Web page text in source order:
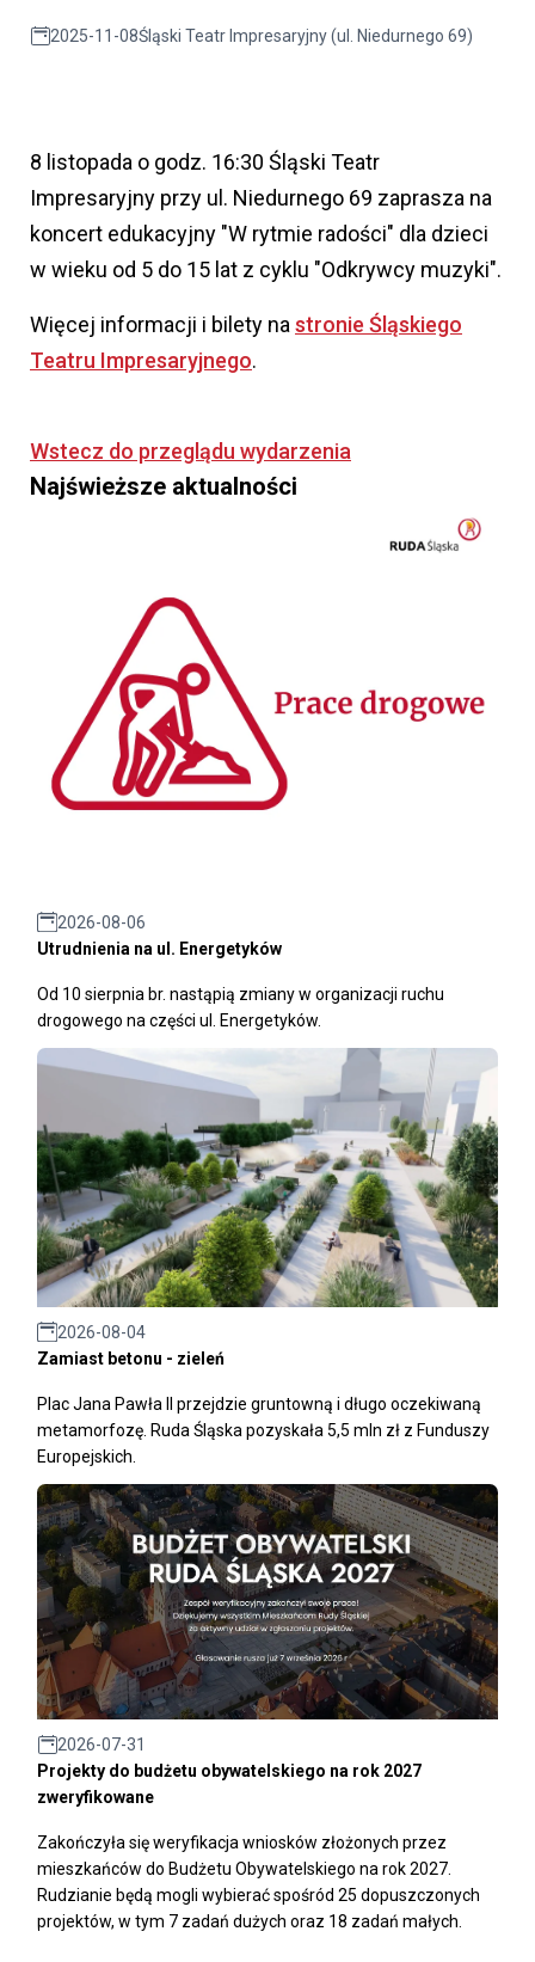
2025-11-08Śląski Teatr Impresaryjny (ul. Niedurnego 69)
8 listopada o godz. 16:30 Śląski Teatr
Impresaryjny przy ul. Niedurnego 69 zaprasza na
koncert edukacyjny "W rytmie radości" dla dzieci
w wieku od 5 do 15 lat z cyklu "Odkrywcy muzyki".
Więcej informacji i bilety na stronie Śląskiego
Teatru Impresaryjnego.
Wstecz do przeglądu wydarzenia
Najświeższe aktualności
2026-08-06
Utrudnienia na ul. Energetyków
Od 10 sierpnia br. nastąpią zmiany w organizacji ruchu
drogowego na części ul. Energetyków.
2026-08-04
Zamiast betonu - zieleń
Plac Jana Pawła II przejdzie gruntowną i długo oczekiwaną
metamorfozę. Ruda Śląska pozyskała 5,5 mln zł z Funduszy
Europejskich.
2026-07-31
Projekty do budżetu obywatelskiego na rok 2027
zweryfikowane
Zakończyła się weryfikacja wniosków złożonych przez
mieszkańców do Budżetu Obywatelskiego na rok 2027.
Rudzianie będą mogli wybierać spośród 25 dopuszczonych
projektów, w tym 7 zadań dużych oraz 18 zadań małych.